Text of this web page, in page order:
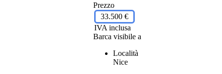
Prezzo
33.500 €
IVA inclusa
Barca visibile a
Località
Nice